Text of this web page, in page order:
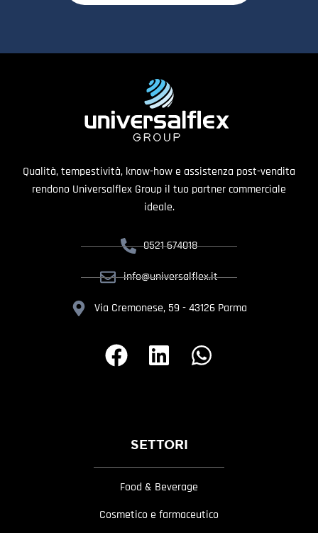
Qualità, tempestività, know-how e assistenza post-vendita
rendono Universalflex Group il tuo partner commerciale
ideale.
0521 674018
info@universalflex.it
Via Cremonese, 59 - 43126 Parma
SETTORI
Food & Beverage
Cosmetico e farmaceutico